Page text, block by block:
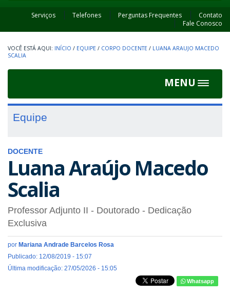
Serviços Telefones Perguntas Frequentes
Contato
Fale Conosco
INÍCIO / EQUIPE / CORPO DOCENTE / LUANA ARAUJO MACEDO
SCALIA
MENU
Toggle
Equipe
DOCENTE
Luana Araújo Macedo
Scalia
Professor Adjunto II - Doutorado - Dedicação
Exclusiva
por Mariana Andrade Barcelos Rosa
Publicado: 12/08/2019 - 15:07
Última modificação: 27/05/2026 - 15:05
Whatsapp